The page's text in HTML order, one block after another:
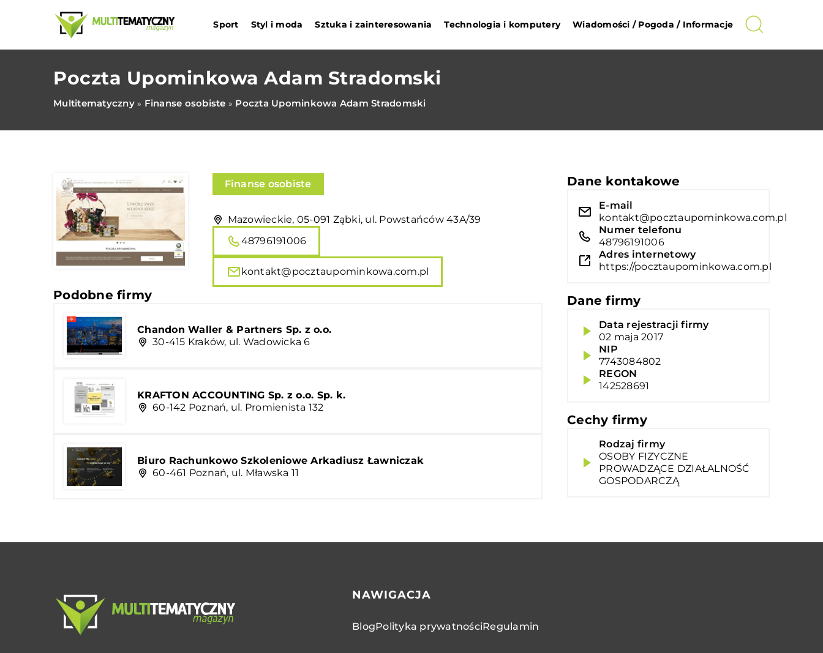
Sport Styl i moda Sztuka i zainteresowania Technologia i komputery Wiadomości / Pogoda / Informacje
Poczta Upominkowa Adam Stradomski
Multitematyczny» Finanse osobiste » Poczta Upominkowa Adam Stradomski
Finanse osobiste
Mazowieckie, 05-091 Ząbki, ul. Powstańców 43A/39
48796191006
kontakt@pocztaupominkowa.com.pl
Podobne firmy
Chandon Waller & Partners Sp. z o.o.
30-415 Kraków, ul. Wadowicka 6
KRAFTON ACCOUNTING Sp. z o.o. Sp. k.
60-142 Poznań, ul. Promienista 132
Biuro Rachunkowo Szkoleniowe Arkadiusz Ławniczak
60-461 Poznań, ul. Mławska 11
Dane kontakowe
E-mail
kontakt@pocztaupominkowa.com.pl
Numer telefonu
48796191006
Adres internetowy
https://pocztaupominkowa.com.pl
Dane firmy
Data rejestracji firmy
02 maja 2017
NIP
7743084802
REGON
142528691
Cechy firmy
Rodzaj firmy
OSOBY FIZYCZNE
PROWADZĄCE DZIAŁALNOŚĆ
GOSPODARCZĄ
NAWIGACJA
BlogPolityka prywatnościRegulamin